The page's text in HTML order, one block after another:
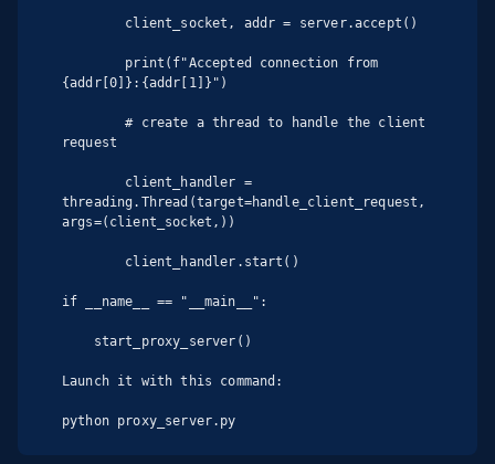
{addr[0]}:{addr[1]}")
        # create a thread to handle the client
request
threading.Thread(target=handle_client_request,
args=(client_socket,))
if __name__ == "__main__":
Launch it with this command:
python proxy_server.py